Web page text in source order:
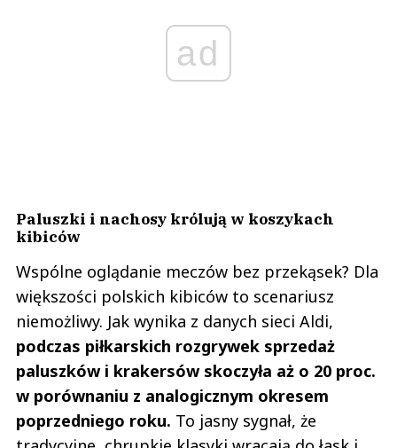
ad
Paluszki i nachosy królują w koszykach
kibiców
Wspólne oglądanie meczów bez przekąsek? Dla
większości polskich kibiców to scenariusz
niemożliwy. Jak wynika z danych sieci Aldi,
podczas piłkarskich rozgrywek sprzedaż
paluszków i krakersów skoczyła aż o 20 proc.
w porównaniu z analogicznym okresem
poprzedniego roku. To jasny sygnał, że